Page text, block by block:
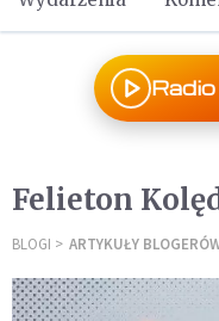
Felieton
BLOGI ARTYKUŁY